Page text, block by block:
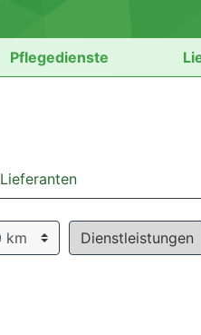
Pflegedienste
Lieferanten
Dienstleistungen